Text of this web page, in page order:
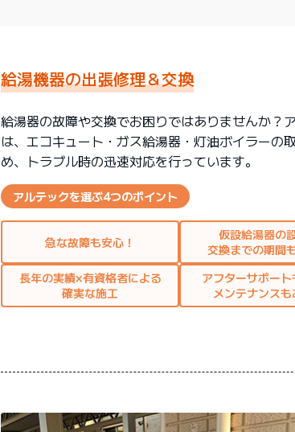
給湯機器の出張修理＆交換
給湯器の故障や交換でお困りではありませんか？
は、エコキュート・ガス給湯器・灯油ボイラーの
め、トラブル時の迅速対応を行っています。
アルテックを選ぶ4つのポイント
急な故障も安心！
仮設給湯器の
交換までの期間
長年の実績×有資格者による
確実な施工
アフターサポート
メンテナンス